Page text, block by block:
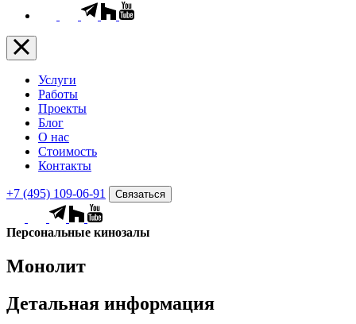
Услуги
Работы
Проекты
Блог
О нас
Стоимость
Контакты
+7 (495) 109-06-91 Связаться
Персональные кинозалы
Монолит
Детальная информация